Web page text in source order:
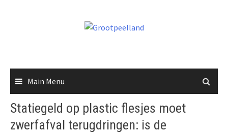
Main Menu
Statiegeld op plastic flesjes moet
zwerfafval terugdringen: is de